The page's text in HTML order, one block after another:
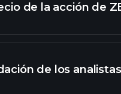
de la acción de
de los